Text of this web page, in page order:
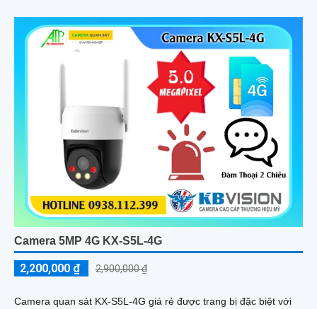
Camera 5MP 4G KX-S5L-4G
2,200,000 ₫ 2,900,000 ₫
Camera quan sát KX-S5L-4G giá rẻ được trang bị đặc biệt với